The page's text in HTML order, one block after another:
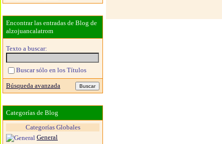
Encontrar las entradas de Blog de
alzojuancalatrom
Texto a buscar:
Buscar sólo en los Títulos
Búsqueda avanzada
Categorías de Blog
Categorías Globales
General